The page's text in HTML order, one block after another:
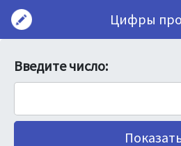
Цифры
Введите число: